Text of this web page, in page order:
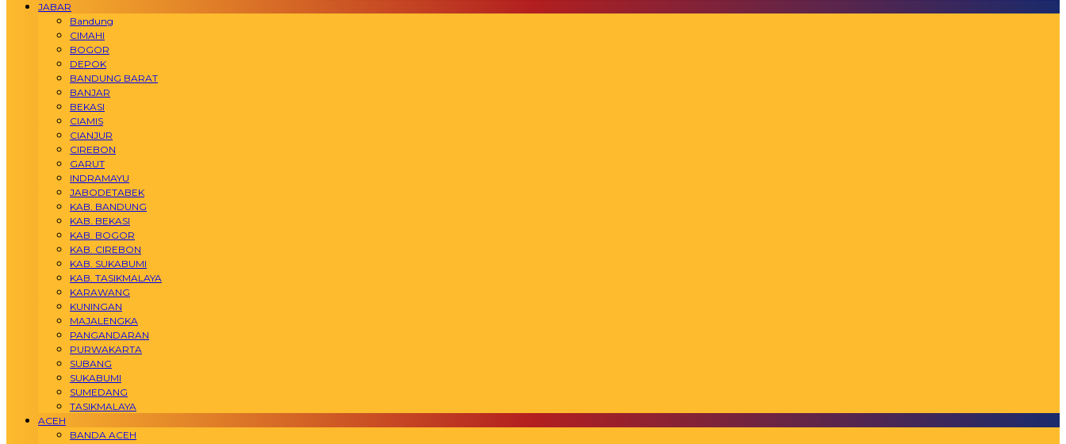
JABAR
Bandung
CIMAHI
BOGOR
DEPOK
BANDUNG BARAT
BANJAR
BEKASI
CIAMIS
CIANJUR
CIREBON
GARUT
INDRAMAYU
JABODETABEK
KAB. BANDUNG
KAB. BEKASI
KAB. BOGOR
KAB. CIREBON
KAB. SUKABUMI
KAB. TASIKMALAYA
KARAWANG
KUNINGAN
MAJALENGKA
PANGANDARAN
PURWAKARTA
SUBANG
SUKABUMI
SUMEDANG
TASIKMALAYA
ACEH
BANDA ACEH